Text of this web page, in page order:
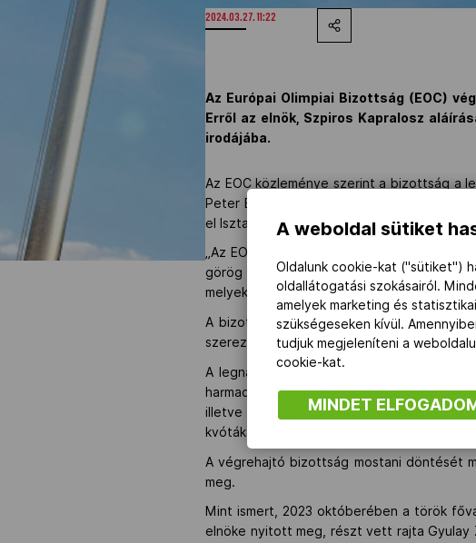
2024.03.27. 11:22
Az Európai Olimpiai Bizottság (EOC)
Erről az elnök, Szpiros Kapralosz
irodájába.
Az EOC közleménye szerint a bizottság a
Peter Brüll, az EOC sportigazgatójának
el Isztambulba, ahol a szakértők a helyi
„Az EOC boldogan jelenti be, hogy
görög sportdiplomatát, Szpirosz
melyeken Európa legjobb sportolói
A bizottság közleménye azt is kiemelte,
szerezni Törökországban három év múlva
A legnagyobb európai
harmadik Európa Játékokat pedig krakkói
illetve szakágban rendeztek versenyeket,
kvótákat, ezekkel részben átfedésben 18-
A végrehajtó bizottság mostani döntését
meg.
Mint ismert, 2023 októberében a török
elnöke nyitott meg, részt vett rajta Gyulay
A weboldal sütiket
Oldalunk cookie-kat ("sütiket")
oldallátogatási szokásairól.
amelyek marketing és
szükségeseken kívül.
tudjuk megjeleníteni a
cookie-kat.
MINDET